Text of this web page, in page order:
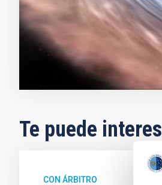
Te puede
CON ÁRBITRO